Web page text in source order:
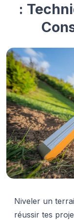
:
Niveler un
réussir tes